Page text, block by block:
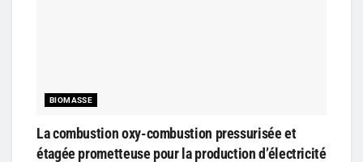
BIOMASSE
La combustion oxy-combustion pressurisée et
étagée prometteuse pour la production d’électricité